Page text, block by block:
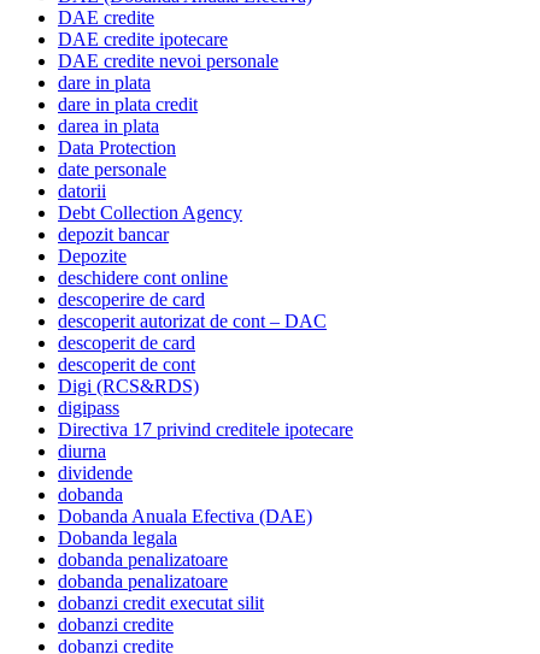
DAE credite
DAE credite ipotecare
DAE credite nevoi personale
dare in plata
dare in plata credit
darea in plata
Data Protection
date personale
datorii
Debt Collection Agency
depozit bancar
Depozite
deschidere cont online
descoperire de card
descoperit autorizat de cont – DAC
descoperit de card
descoperit de cont
Digi (RCS&RDS)
digipass
Directiva 17 privind creditele ipotecare
diurna
dividende
dobanda
Dobanda Anuala Efectiva (DAE)
Dobanda legala
dobanda penalizatoare
dobanda penalizatoare
dobanzi credit executat silit
dobanzi credite
dobanzi credite